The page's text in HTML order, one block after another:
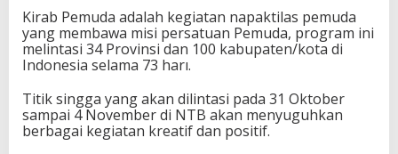
Kirab Pemuda adalah kegiatan napaktilas pemuda
yang membawa misi persatuan Pemuda, program ini
melintasi 34 Provinsi dan 100 kabupaten/kota di
Indonesia selama 73 harı.
Titik singga yang akan dilintasi pada 31 Oktober
sampai 4 November di NTB akan menyuguhkan
berbagai kegiatan kreatif dan positif.